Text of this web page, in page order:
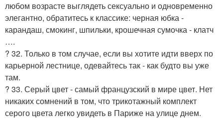
любом возрасте выглядеть сексуально и одновременно
элегантно, обратитесь к классике: черная юбка -
карандаш, смокинг, шпильки, крошечная сумочка - клатч
….
? 32. Только в том случае, если вы хотите идти вверх по
карьерной лестнице, одевайтесь так - как будто вы уже
там.
? 33. Серый цвет - самый французский в мире цвет. Нет
никаких сомнений в том, что трикотажный комплект
серого цвета легко увидеть в Париже на улице днем.